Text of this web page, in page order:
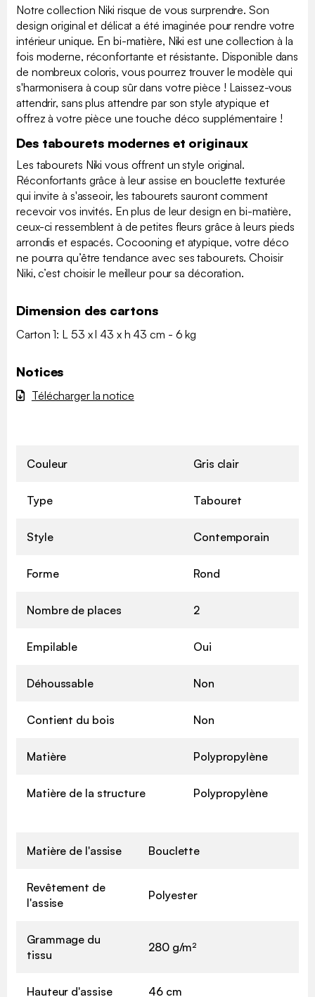
Notre collection Niki risque de vous surprendre. Son
design original et délicat a été imaginée pour rendre votre
intérieur unique. En bi-matière, Niki est une collection à la
fois moderne, réconfortante et résistante. Disponible dans
de nombreux coloris, vous pourrez trouver le modèle qui
s'harmonisera à coup sûr dans votre pièce ! Laissez-vous
attendrir, sans plus attendre par son style atypique et
offrez à votre pièce une touche déco supplémentaire !
Des tabourets modernes et originaux
Les tabourets Niki vous offrent un style original.
Réconfortants grâce à leur assise en bouclette texturée
qui invite à s'asseoir, les tabourets sauront comment
recevoir vos invités. En plus de leur design en bi-matière,
ceux-ci ressemblent à de petites fleurs grâce à leurs pieds
arrondis et espacés. Cocooning et atypique, votre déco
ne pourra qu’être tendance avec ses tabourets. Choisir
Niki, c’est choisir le meilleur pour sa décoration.
Dimension des cartons
Carton 1: L 53 x l 43 x h 43 cm - 6 kg
Notices
Télécharger la notice
Couleur Gris clair
Type Tabouret
Style Contemporain
Forme Rond
Nombre de places 2
Empilable Oui
Déhoussable Non
Contient du bois Non
Matière Polypropylène
Matière de la structure Polypropylène
Matière de l'assise Bouclette
Revêtement de
l'assise
Polyester
Grammage du
tissu
280 g/m²
Hauteur d'assise 46 cm